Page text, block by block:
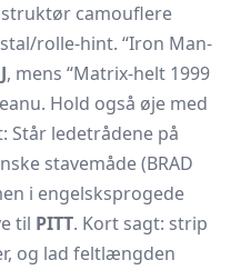
camouflere
rolle-hint. “Iron Man-
, mens “Matrix-helt 1999
Hold også øje med
Står ledetrådene på
stavemåde (BRAD
i engelsksprogede
til PITT. Kort sagt: strip
og lad feltlængden